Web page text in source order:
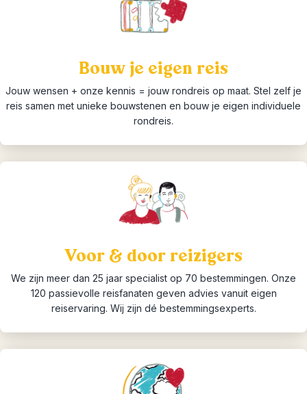
Bouw je eigen reis
Jouw wensen + onze kennis = jouw rondreis op maat. Stel zelf je
reis samen met unieke bouwstenen en bouw je eigen individuele
rondreis.
Voor & door reizigers
We zijn meer dan 25 jaar specialist op 70 bestemmingen. Onze
120 passievolle reisfanaten geven advies vanuit eigen
reiservaring. Wij zijn dé bestemmingsexperts.